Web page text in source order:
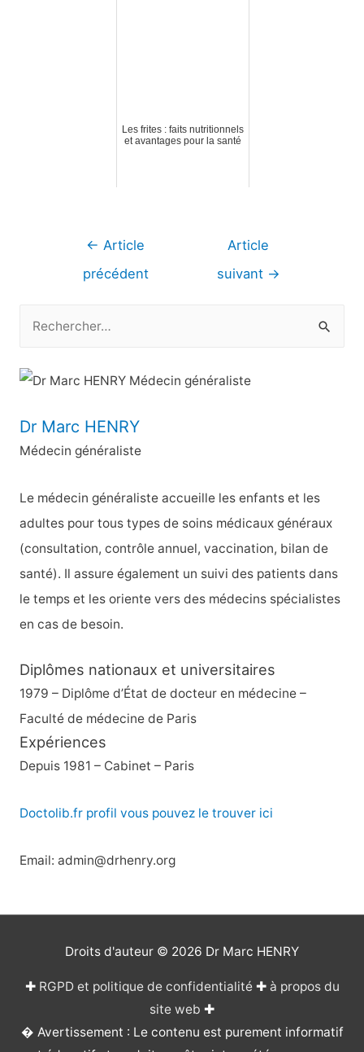
Les frites : faits nutritionnels
et avantages pour la santé
Navigation
← Article
précédent
Article
suivant →
c
e
r
h
e
r
:
Dr Marc HENRY
Médecin généraliste
Le médecin généraliste accueille les enfants et les
adultes pour tous types de soins médicaux généraux
(consultation, contrôle annuel, vaccination, bilan de
santé). Il assure également un suivi des patients dans
le temps et les oriente vers des médecins spécialistes
en cas de besoin.
Diplômes nationaux et universitaires
1979 – Diplôme d’État de docteur en médecine –
Faculté de médecine de Paris
Expériences
Depuis 1981 – Cabinet – Paris
Doctolib.fr profil vous pouvez le trouver ici
Email: admin@drhenry.org
Droits d'auteur © 2026 Dr Marc HENRY
✚ RGPD et politique de confidentialité✚ à propos du
site web ✚
� Avertissement : Le contenu est purement informatif